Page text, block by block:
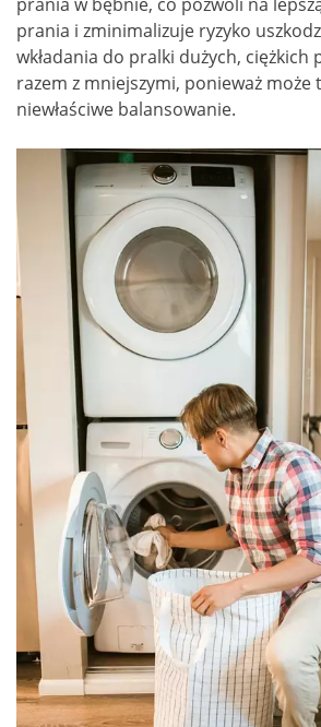
prania i zminimalizuje ryzyko
wkładania do pralki dużych, ciężkich
razem z mniejszymi, ponieważ może
niewłaściwe balansowanie.